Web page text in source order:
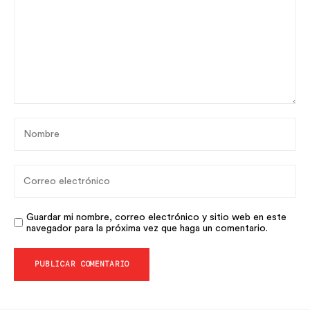
Guardar mi nombre, correo electrónico y sitio web en este
navegador para la próxima vez que haga un comentario.